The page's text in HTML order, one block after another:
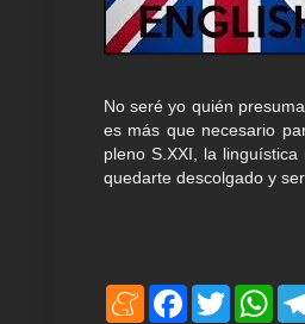
No seré yo quién
es más que necesario
pleno S.XXI, la
quedarte descolgado y
M
F
T
w
W